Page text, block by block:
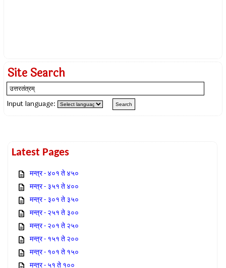
Site Search
Input language:
Latest Pages
मन्त्र - ४०१ ते ४५०
मन्त्र - ३५१ ते ४००
मन्त्र - ३०१ ते ३५०
मन्त्र - २५१ ते ३००
मन्त्र - २०१ ते २५०
मन्त्र - १५१ ते २००
मन्त्र - १०१ ते १५०
मन्त्र - ५१ ते १००